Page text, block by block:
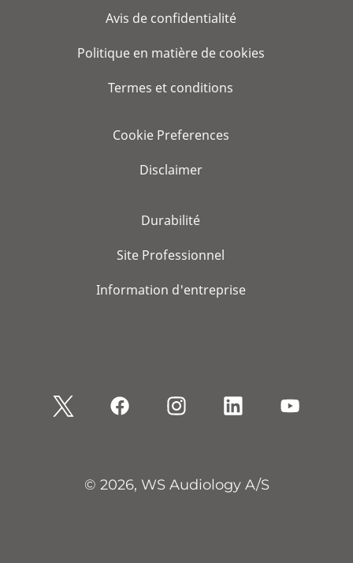
Avis de confidentialité
Politique en matière de cookies
Termes et conditions
Cookie Preferences
Disclaimer
Durabilité
Site Professionnel
Information d'entreprise
© 2026, WS Audiology A/S